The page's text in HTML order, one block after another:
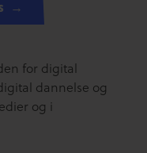
for digital
dannelse og
og i